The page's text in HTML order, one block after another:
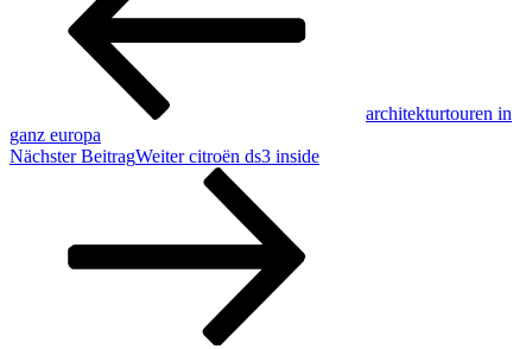
architekturtouren in
ganz europa
Nächster BeitragWeiter citroën ds3 inside